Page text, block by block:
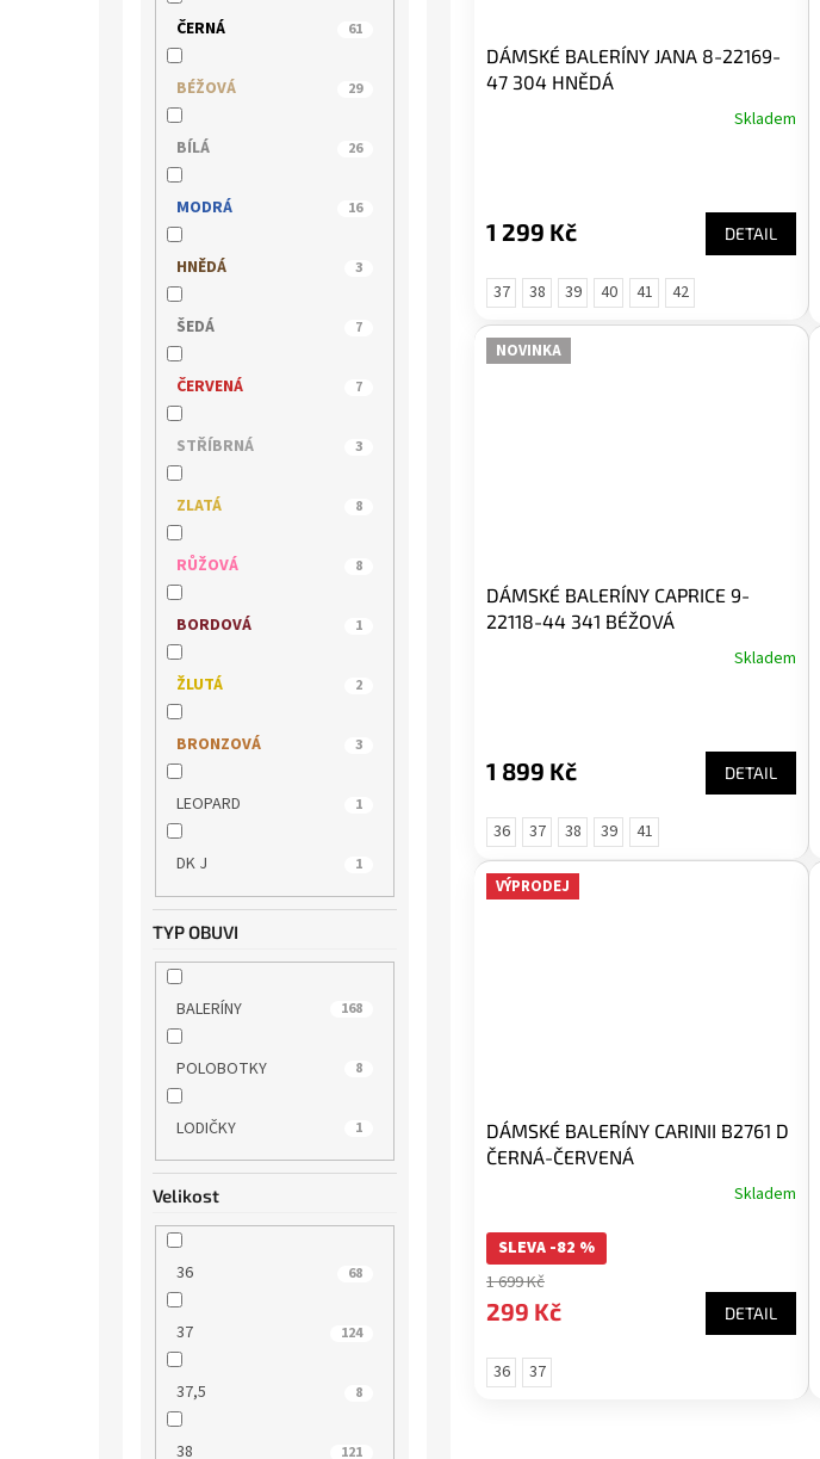
JOSEF SEIBEL
LEE COOPER
MARCO TOZZI
MUSTANG
NIK
PICCADILLY
REGARDE LE CIEL
REMONTE
RIEKER
s.OLIVER
WILD
ČERNÁ 61
BÉŽOVÁ 29
BÍLÁ 26
MODRÁ 16
HNĚDÁ 3
ŠEDÁ 7
ČERVENÁ 7
STŘÍBRNÁ 3
ZLATÁ 8
RŮŽOVÁ 8
BORDOVÁ 1
ŽLUTÁ 2
BRONZOVÁ 3
LEOPARD 1
DK J 1
TYP OBUVI
BALERÍNY 168
POLOBOTKY 8
LODIČKY 1
Velikost
36 68
37 124
37,5 8
38 121
DÁMSKÉ BALERÍNY JANA 8-22169-
47 304 HNĚDÁ
Skladem
1 299 Kč DETAIL
37 38 39 40 41 42
NOVINKA
DÁMSKÉ BALERÍNY CAPRICE 9-
22118-44 341 BÉŽOVÁ
Skladem
1 899 Kč DETAIL
36 37 38 39 41
VÝPRODEJ
DÁMSKÉ BALERÍNY CARINII B2761 D
ČERNÁ-ČERVENÁ
Skladem
SLEVA -82 %
1 699 Kč
299 Kč DETAIL
36 37